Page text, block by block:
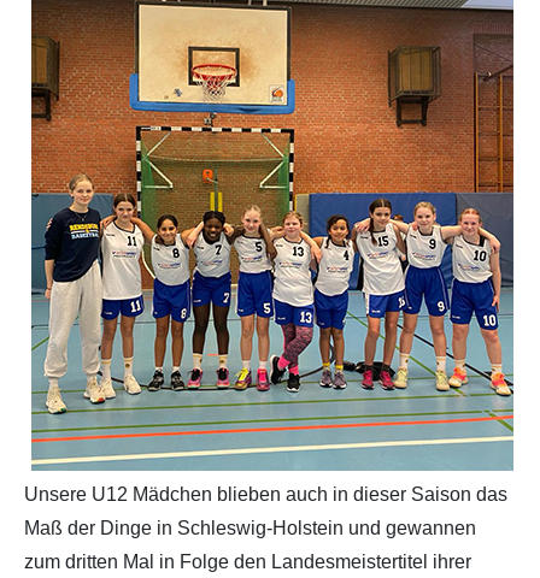
Unsere U12 Mädchen blieben auch in dieser Saison das
Maß der Dinge in Schleswig-Holstein und gewannen
zum dritten Mal in Folge den Landesmeistertitel ihrer
Partner
Historie
Hallenübersicht
Links zum BVSH u. a.
Trainerabrechnung
Rechtliches